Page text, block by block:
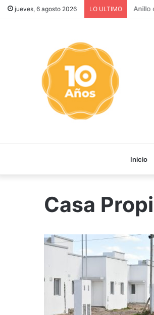
jueves, 6 agosto 2026 LO ULTIMO Anillo
Inicio
Casa